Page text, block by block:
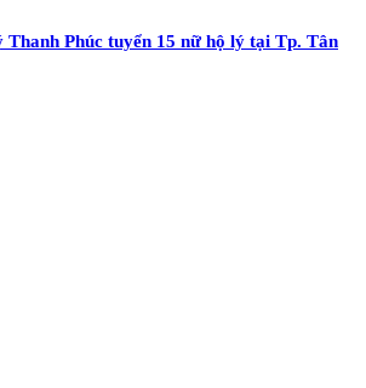
Phúc tuyển 15 nữ hộ lý tại Tp. Tân